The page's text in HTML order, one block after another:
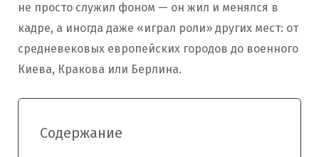
не просто служил фоном — он жил и менялся в
кадре, а иногда даже «играл роли» других мест: от
средневековых европейских городов до военного
Киева, Кракова или Берлина.
Содержание